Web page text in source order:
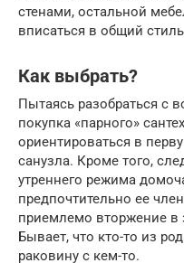
стенами, остальной
вписаться в общий
Как выбрать?
Пытаясь разобраться с
покупка «парного»
ориентироваться в
санузла. Кроме того,
утреннего режима
предпочтительно ее
приемлемо вторжение в
Бывает, что кто-то из
раковину с кем-то.